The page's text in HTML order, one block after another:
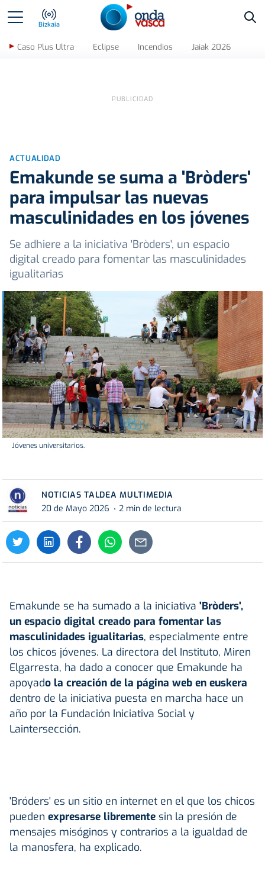
Bizkaia
Caso Plus Ultra Eclipse Incendios Jaiak 2026
ACTUALIDAD
Emakunde se suma a 'Bròders'
para impulsar las nuevas
masculinidades en los jóvenes
Se adhiere a la iniciativa 'Bròders', un espacio
digital creado para fomentar las masculinidades
igualitarias
Jóvenes universitarios.
NOTICIAS TALDEA MULTIMEDIA
20 de Mayo 2026
2 min de lectura
Emakunde se ha sumado a la iniciativa 'Bròders',
un espacio digital creado para fomentar las
masculinidades igualitarias, especialmente entre
los chicos jóvenes. La directora del Instituto, Miren
Elgarresta, ha dado a conocer que Emakunde ha
apoyado la creación de la página web en euskera
dentro de la iniciativa puesta en marcha hace un
año por la Fundación Iniciativa Social y
Laintersección.
'Bróders' es un sitio en internet en el que los chicos
pueden expresarse libremente sin la presión de
mensajes misóginos y contrarios a la igualdad de
la manosfera, ha explicado.